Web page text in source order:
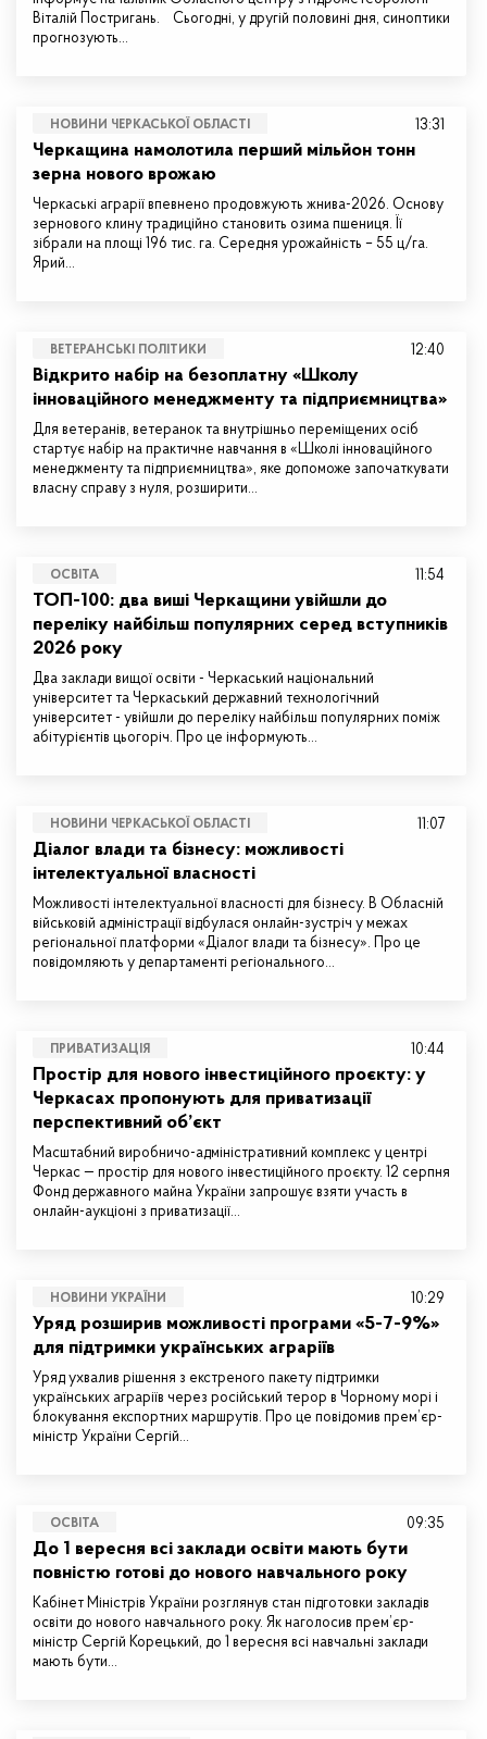
Віталій Постригань. Сьогодні, у другій половині дня, синоптики
прогнозують…
НОВИНИ ЧЕРКАСЬКОЇ ОБЛАСТІ
Черкащина намолотила перший мільйон тонн
зерна нового врожаю
Черкаські аграрії впевнено продовжують жнива-2026. Основу
зернового клину традиційно становить озима пшениця. Її
зібрали на площі 196 тис. га. Середня урожайність – 55 ц/га.
Ярий…
13:31
ВЕТЕРАНСЬКІ ПОЛІТИКИ
Відкрито набір на безоплатну «Школу
інноваційного менеджменту та підприємництва»
Для ветеранів, ветеранок та внутрішньо переміщених осіб
стартує набір на практичне навчання в «Школі інноваційного
менеджменту та підприємництва», яке допоможе започаткувати
власну справу з нуля, розширити…
12:40
ОСВІТА
ТОП-100: два виші Черкащини увійшли до
переліку найбільш популярних серед вступників
2026 року
Два заклади вищої освіти - Черкаський національний
університет та Черкаський державний технологічний
університет - увійшли до переліку найбільш популярних поміж
абітурієнтів цьогоріч. Про це інформують…
11:54
НОВИНИ ЧЕРКАСЬКОЇ ОБЛАСТІ
Діалог влади та бізнесу: можливості
інтелектуальної власності
Можливості інтелектуальної власності для бізнесу. В Обласній
військовій адміністрації відбулася онлайн-зустріч у межах
регіональної платформи «Діалог влади та бізнесу». Про це
повідомляють у департаменті регіонального…
11:07
ПРИВАТИЗАЦІЯ
Простір для нового інвестиційного проєкту: у
Черкасах пропонують для приватизації
перспективний об’єкт
Масштабний виробничо-адміністративний комплекс у центрі
Черкас — простір для нового інвестиційного проєкту. 12 серпня
Фонд державного майна України запрошує взяти участь в
онлайн-аукціоні з приватизації…
10:44
НОВИНИ УКРАЇНИ
Уряд розширив можливості програми «5-7-9%»
для підтримки українських аграріїв
Уряд ухвалив рішення з екстреного пакету підтримки
українських аграріїв через російський терор в Чорному морі і
блокування експортних маршрутів. Про це повідомив прем’єр-
міністр України Сергій…
10:29
ОСВІТА
До 1 вересня всі заклади освіти мають бути
повністю готові до нового навчального року
Кабінет Міністрів України розглянув стан підготовки закладів
освіти до нового навчального року. Як наголосив прем’єр-
міністр Сергій Корецький, до 1 вересня всі навчальні заклади
мають бути…
09:35